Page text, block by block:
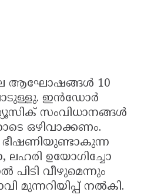
ആഘോഷങ്ങൾ 10
പാടുള്ളു. ഇൻഡോർ
സംവിധാനങ്ങൾ
ഒഴിവാക്കണം.
ഭീഷണിയുണ്ടാകുന്ന
ലഹരി ഉയോഗിച്ചോ
പിടി വീഴുമെന്നും
മുന്നറിയിപ്പ് നൽകി.